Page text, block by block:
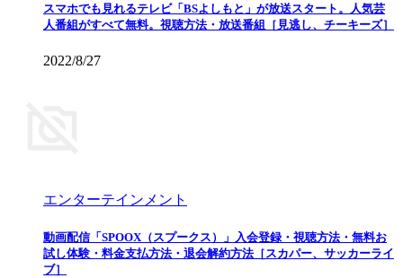
スマホでも見れるテレビ「BSよしもと」が放送スタート。人気芸
人番組がすべて無料。視聴方法・放送番組［見逃し、チーキーズ］
2022/8/27
エンターテインメント
動画配信「SPOOX（スプークス）」入会登録・視聴方法・無料お
試し体験・料金支払方法・退会解約方法［スカパー、サッカーライ
ブ］